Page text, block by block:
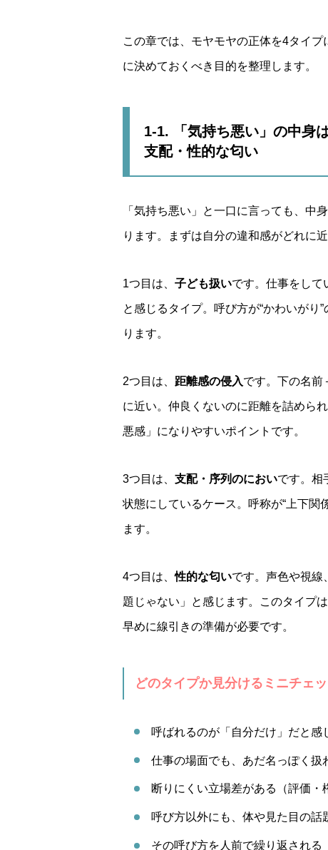
この章では、モヤモヤの正体を4タイ
に決めておくべき目的を整理します。
1-1. 「気持ち悪い」の中身
支配・性的な匂い
「気持ち悪い」と一口に言っても、中
ります。まずは自分の違和感がどれに
1つ目は、 子ども扱いです。仕事をして
と感じるタイプ。呼び方が“かわいがり
ります。
2つ目は、 距離感の侵入です。下の名前
に近い。仲良くないのに距離を詰めら
悪感」になりやすいポイントです。
3つ目は、 支配・序列のにおいです。相
状態にしているケース。呼称が“上下関
ます。
4つ目は、性的な匂いです。声色や視線
題じゃない」と感じます。このタイプ
早めに線引きの準備が必要です。
どのタイプか見分けるミニチェ
呼ばれるのが「自分だけ」だと感
仕事の場面でも、あだ名っぽく扱
断りにくい立場差がある（評価・
呼び方以外にも、体や見た目の話
その呼び方を人前で繰り返される